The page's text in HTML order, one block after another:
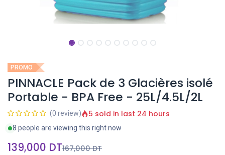
PROMO
PINNACLE Pack de 3 Glacières isolé
Portable - BPA Free - 25L/4.5L/2L
(0 review) 5 sold in last 24 hours
8 people are viewing this right now
139,000 DT167,000DT